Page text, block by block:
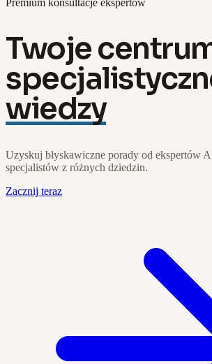
Premium konsultacje ekspertów
Twoje
wiedzy
Uzyskuj błyskawiczne porady od ekspertów
specjalistów z różnych dziedzin.
Zacznij teraz